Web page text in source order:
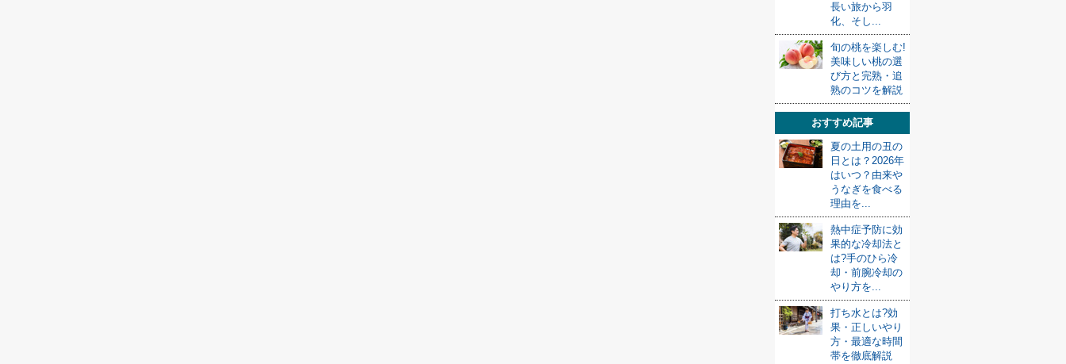
長い旅から羽
化、そし...
旬の桃を楽しむ!
美味しい桃の選
び方と完熟・追
熟のコツを解説
おすすめ記事
夏の土用の丑の
日とは？2026年
はいつ？由来や
うなぎを食べる
理由を...
熱中症予防に効
果的な冷却法と
は?手のひら冷
却・前腕冷却の
やり方を...
打ち水とは?効
果・正しいやり
方・最適な時間
帯を徹底解説